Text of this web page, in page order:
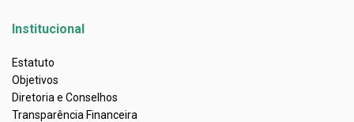
Institucional
Estatuto
Objetivos
Diretoria e Conselhos
Transparência Financeira